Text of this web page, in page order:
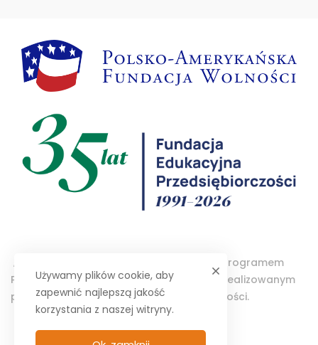
„Projektor – Wolontariat Studencki” jest programem
Polsko-Amerykańskiej Fundacji Wolności realizowanym
przez Fundację Edukacyjną Przedsiębiorczości.
Używamy plików cookie, aby
zapewnić najlepszą jakość
korzystania z naszej witryny.